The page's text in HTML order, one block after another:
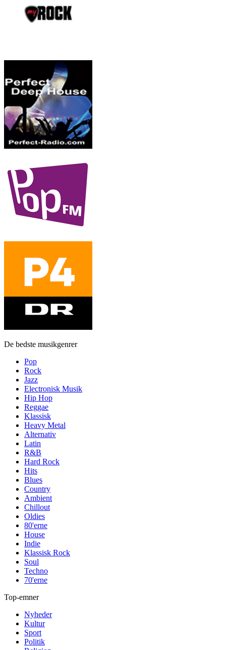
De bedste musikgenrer
Pop
Rock
Jazz
Electronisk Musik
Hip Hop
Reggae
Klassisk
Heavy Metal
Alternativ
Latin
R&B
Hard Rock
Hits
Blues
Country
Ambient
Chillout
Oldies
80'erne
House
Indie
Klassisk Rock
Soul
Techno
70'erne
Top-emner
Nyheder
Kultur
Sport
Politik